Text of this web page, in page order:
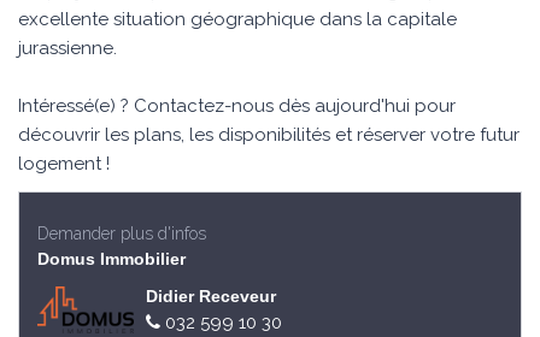
excellente situation géographique dans la capitale
jurassienne.
Intéressé(e) ? Contactez-nous dès aujourd'hui pour
découvrir les plans, les disponibilités et réserver votre futur
logement !
Demander plus d'infos
Domus Immobilier
Didier Receveur
032 599 10 30